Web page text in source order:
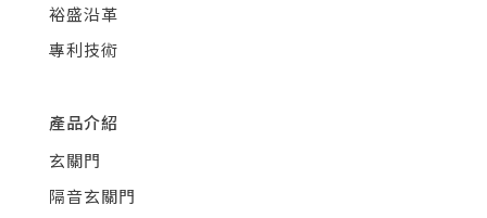
裕盛沿革
專利技術
產品介紹
玄關門
隔音玄關門